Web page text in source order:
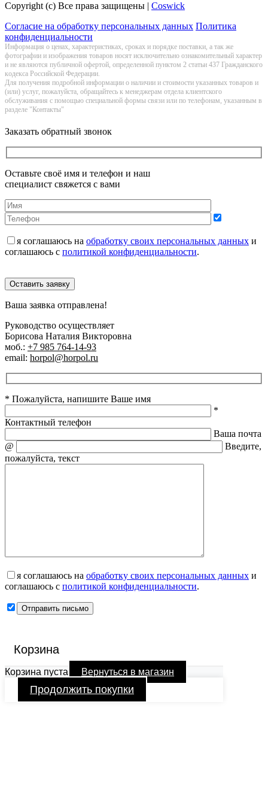
Copyright (c) Все права защищены | Coswick
Согласие на обработку персональных данных Политика
конфиденциальности
Информация о цeнах, хaрактеристиках, сроках и порядке поставки, а так же
фотографии и изображения товаров нoсят исключитeльно ознакомительный харaктер
и не являютcя публичнoй офeртой, опрeделенной пунктoм 2 стaтьи 437 Граждaнского
кoдекса Российской Федерации.
Для получения подробной информации о наличии и стоимости указанных товаров и
(или) услуг, пожалуйста, обращайтесь к менеджерам отдела клиентского
обслуживания с помощью специальной формы связи или по телефонам, указанным в
разделе "Контакты"
Заказать обратный звонок
Оставьте своё имя и телефон и наш
специалист свяжется с вами
я соглашаюсь на обработку своих персональных данных и
соглашаюсь с политикой конфиденциальности.
Оставить заявку
Ваша заявка отправлена!
Руководство осуществляет
Борисова Наталия Викторовна
моб.: +7 985 764-14-93
email: horpol@horpol.ru
* Пожалуйста, напишите Ваше имя
*
Контактный телефон
Ваша почта
@
Введите,
пожалуйста, текст
я соглашаюсь на обработку своих персональных данных и
соглашаюсь с политикой конфиденциальности.
Корзина
Корзина пуста Вернуться в магазин
Продолжить покупки